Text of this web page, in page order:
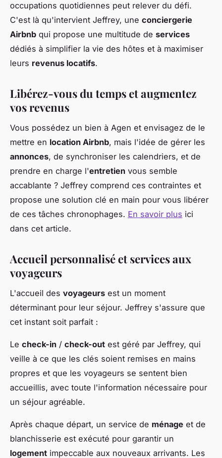
occupations quotidiennes peut relever du défi.
C'est là qu'intervient Jeffrey, une conciergerie
Airbnb qui propose une multitude de services
dédiés à simplifier la vie des hôtes et à maximiser
leurs revenus locatifs.
Libérez-vous du temps et augmentez
vos revenus
Vous possédez un bien à Agen et envisagez de le
mettre en location Airbnb, mais l'idée de gérer les
annonces, de synchroniser les calendriers, et de
prendre en charge l'entretien vous semble
accablante ? Jeffrey comprend ces contraintes et
propose une solution clé en main pour vous libérer
de ces tâches chronophages. En savoir plus ici
dans cet article.
Accueil personnalisé et services aux
voyageurs
L'accueil des voyageurs est un moment
déterminant pour leur séjour. Jeffrey s'assure que
cet instant soit parfait :
Le check-in / check-out est géré par Jeffrey, qui
veille à ce que les clés soient remises en mains
propres et que les voyageurs se sentent bien
accueillis, avec toute l'information nécessaire pour
un séjour agréable.
Après chaque départ, un service de ménage et de
blanchisserie est exécuté pour garantir un
logement impeccable aux nouveaux arrivants. Les